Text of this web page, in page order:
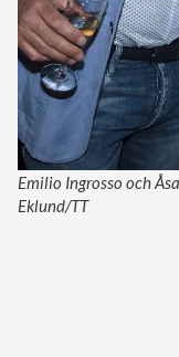
Emilio Ingrosso och
Eklund/TT